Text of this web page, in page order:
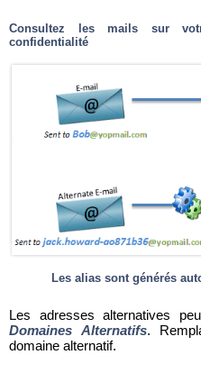
Consultez les mails sur
confidentialité
Les alias sont générés
Les adresses alternatives
Domaines Alternatifs.
domaine alternatif.